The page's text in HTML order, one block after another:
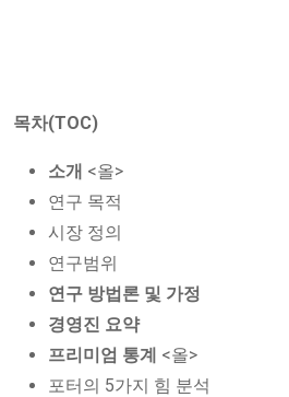
목차(TOC)
소개 <올>
연구 목적
시장 정의
연구범위
연구 방법론 및 가정
경영진 요약
프리미엄 통계 <올>
포터의 5가지 힘 분석